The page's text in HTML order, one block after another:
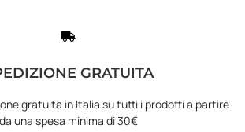
GRATUITA
gratuita in Italia su tutti i prodotti a partire
da una spesa minima di 30€